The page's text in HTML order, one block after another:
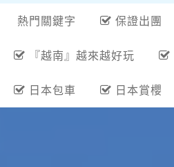
熱門關鍵字 保證出團
『越南』越來越好玩
日本包車 日本賞櫻